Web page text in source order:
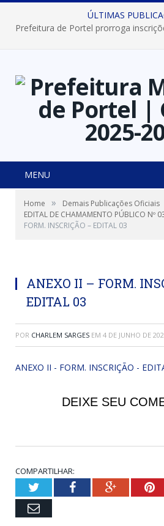
ÚLTIMAS
MENU
Home » Demais Publicações Oficiais
EDITAL DE CHAMAMENTO PÚBLICO Nº
FORM. INSCRIÇÃO – EDITAL 03
ANEXO II – FORM.
EDITAL 03
POR CHARLEM SARGES EM 4 DE JUNHO DE
ANEXO II - FORM. INSCRIÇÃO -
DEIXE SEU
COMPARTILHAR:
TwitterFacebookGoogle+
Email